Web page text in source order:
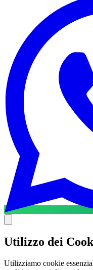
Utilizzo dei
Utilizziamo cookie